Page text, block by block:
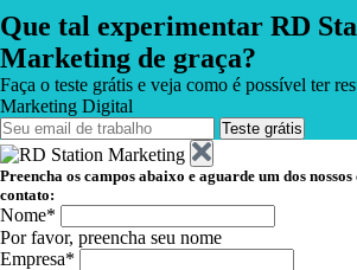
Que tal experimentar RD
Marketing de graça?
Faça o teste grátis e veja como é possível ter
Marketing Digital
Teste grátis
Preencha os campos abaixo e aguarde um dos
contato:
Nome*
Por favor, preencha seu nome
Empresa*